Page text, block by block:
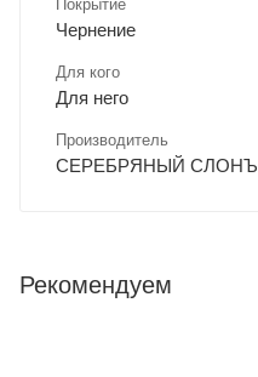
Покрытие
Чернение
Для кого
Для него
Производитель
СЕРЕБРЯНЫЙ СЛОНЪ
Рекомендуем